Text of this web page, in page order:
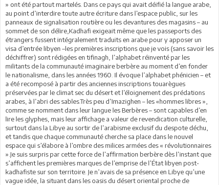
» ont été partout martelés. Dans ce pays qui avait déifié la langue arabe,
au point d’interdire toute autre écriture dans l’espace public, sur les
panneaux de signalisation routière ou les devantures des magasins – au
sommet de son délire,Kadhafi exigeait même que les passeports des
étrangers fussent intégralement traduits en arabe pour y apposer un
visa d’entrée libyen –les premières inscriptions que je vois (sans savoir les
déchiffrer) sont rédigées en tifinagh, l’alphabet réinventé par les
militants de la communauté imaginaire berbère au moment d’en fonder
le nationalisme, dans les années 1960. Il évoque l’alphabet phénicien – et
a été recomposé à partir des anciennes inscriptions touarègues
préservées par le climat sec du désert et l’éloignement des prédations
arabes, à l’abri des sables.Très peu d’Imazighen – les «hommes libres »,
comme se nomment dans leur langue les Berbères – sont capables d’en
lire les glyphes, mais leur affichage a valeur de revendication culturelle,
surtout dans la Libye au sortir de l’arabisme exclusif du despote déchu,
et tandis que chaque communauté cherche sa place dans le nouvel
espace qui s’élabore à l’ombre des milices armées des « révolutionnaires
».Je suis surpris par cette force de l’affirmation berbère dès l’instant que
s’affichent les premières marques de l’emprise de l’État libyen post-
kadhafiste sur son territoire. Je n’avais de sa présence en Libye qu’une
vague idée, la situant dans les oasis du désert oriental proche de